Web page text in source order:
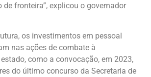
de fronteira”, explicou o governador
os investimentos em pessoal
nas ações de combate à
como a convocação, em 2023,
do último concurso da Secretaria de